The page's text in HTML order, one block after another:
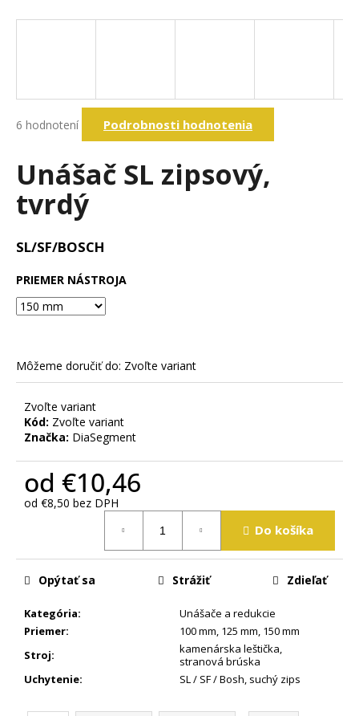
hodnotenie
5,0
5
6 hodnotení Podrobnosti hodnotenia
Unášač SL zipsový,
tvrdý
SL/SF/BOSCH
PRIEMER NÁSTROJA
Môžeme doručiť do: Zvoľte variant
Zvoľte variant
Kód: Zvoľte variant
Značka: DiaSegment
od €10,46
od €8,50 bez DPH
Do košíka
Kategória:
Unášače a redukcie
Priemer: 100 mm 125 mm 150 mm
Stroj: kamenárska leštička
stranová brúska
Uchytenie: SL / SF / Bosh suchý zips
Opýtať sa Strážiť Zdieľať
á
?
Hľadať
d
o
r
ú
m
e